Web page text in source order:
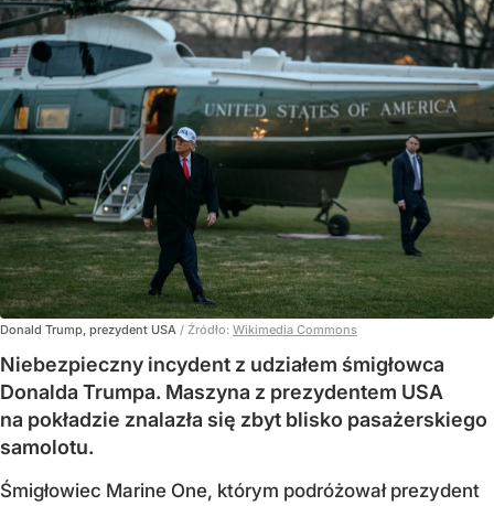
Donald Trump, prezydent USA / Źródło: Wikimedia Commons
Niebezpieczny incydent z udziałem śmigłowca
Donalda Trumpa. Maszyna z prezydentem USA
na pokładzie znalazła się zbyt blisko pasażerskiego
samolotu.
Śmigłowiec Marine One, którym podróżował prezydent